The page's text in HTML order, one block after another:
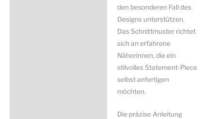
den besonderen Fall des
Designs unterstützen.
Das Schnittmuster richtet
sich an erfahrene
Näherinnen, die ein
stilvolles Statement-Piece
selbst anfertigen
möchten.
Die präzise Anleitung